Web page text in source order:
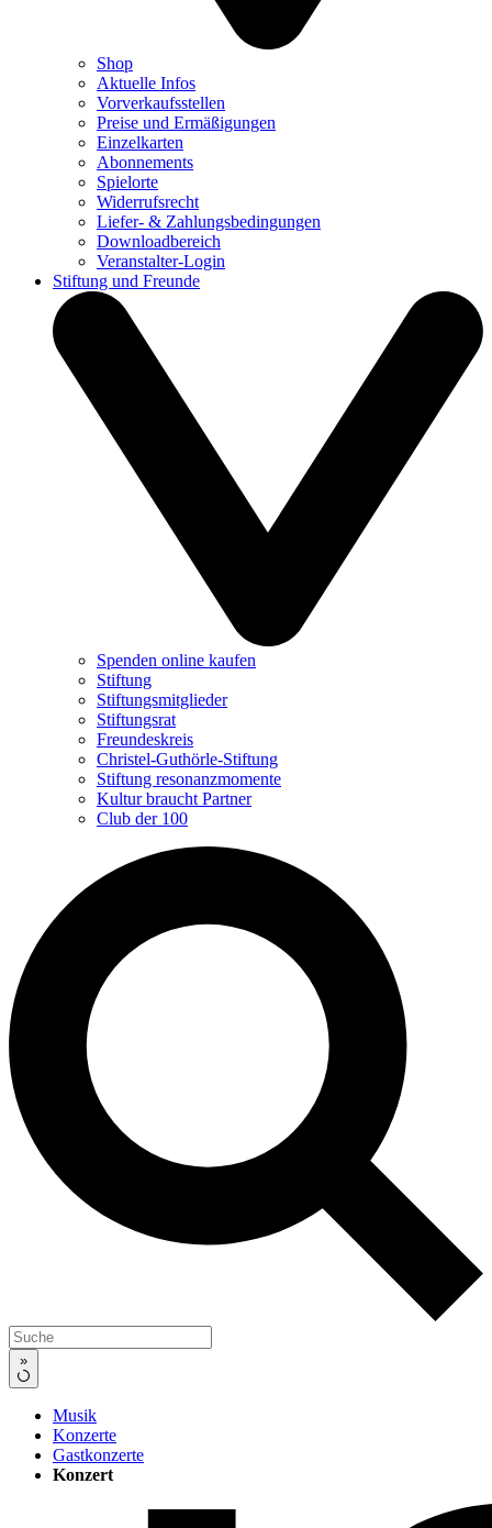
Shop
Aktuelle Infos
Vorverkaufsstellen
Preise und Ermäßigungen
Einzelkarten
Abonnements
Spielorte
Widerrufsrecht
Liefer- & Zahlungsbedingungen
Downloadbereich
Veranstalter-Login
Stiftung und Freunde
Spenden online kaufen
Stiftung
Stiftungsmitglieder
Stiftungsrat
Freundeskreis
Christel-Guthörle-Stiftung
Stiftung resonanzmomente
Kultur braucht Partner
Club der 100
»
Musik
Konzerte
Gastkonzerte
Konzert